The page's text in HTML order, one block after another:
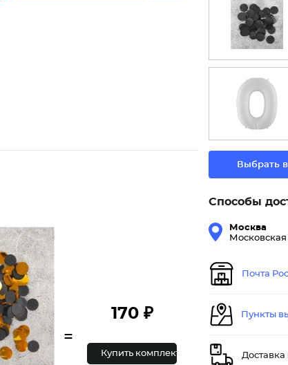
=
170 ₽
Купить комплект
Выбрать
Способы
Москва
Московская
Почта
Пункты